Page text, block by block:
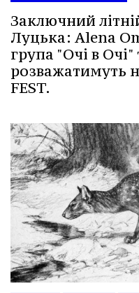
Заключний
Луцька: Alena
група "Очі в Очі"
розважатимуть
FEST.